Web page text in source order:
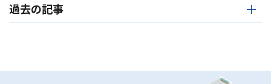
過去の記事